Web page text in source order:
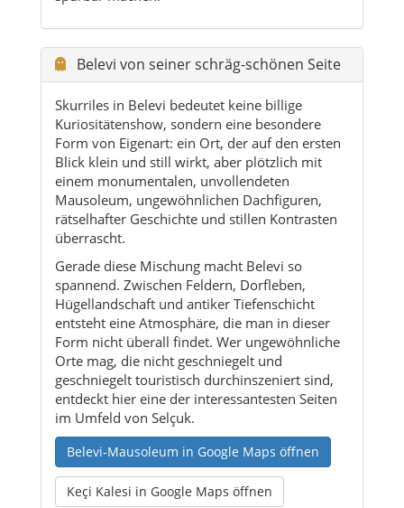
Skurriles in Belevi bedeutet keine billige
Kuriositätenshow, sondern eine besondere
Form von Eigenart: ein Ort, der auf den ersten
Blick klein und still wirkt, aber plötzlich mit
einem monumentalen, unvollendeten
Mausoleum, ungewöhnlichen Dachfiguren,
rätselhafter Geschichte und stillen Kontrasten
überrascht.
Gerade diese Mischung macht Belevi so
spannend. Zwischen Feldern, Dorfleben,
Hügellandschaft und antiker Tiefenschicht
entsteht eine Atmosphäre, die man in dieser
Form nicht überall findet. Wer ungewöhnliche
Orte mag, die nicht geschniegelt und
geschniegelt touristisch durchinszeniert sind,
entdeckt hier eine der interessantesten Seiten
im Umfeld von Selçuk.
Belevi-Mausoleum in Google Maps öffnen
Keçi Kalesi in Google Maps öffnen